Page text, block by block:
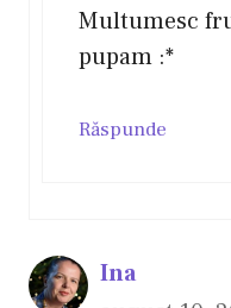
Multumesc
pupam :*
Răspunde
Ina